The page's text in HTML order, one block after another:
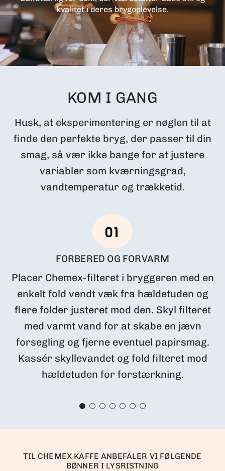
kvalitet i deres brygoplevelse.
KOM I GANG
Husk, at eksperimentering er nøglen til at
finde den perfekte bryg, der passer til din
smag, så vær ikke bange for at justere
variabler som kværningsgrad,
vandtemperatur og trækketid.
FORBERED OG FORVARM
Placer Chemex-filteret i bryggeren med en
enkelt fold vendt væk fra hældetuden og
flere folder justeret mod den. Skyl filteret
med varmt vand for at skabe en jævn
forsegling og fjerne eventuel papirsmag.
Kassér skyllevandet og fold filteret mod
hældetuden for forstærkning.
TIL CHEMEX KAFFE ANBEFALER VI FØLGENDE
BØNNER I LYSRISTNING